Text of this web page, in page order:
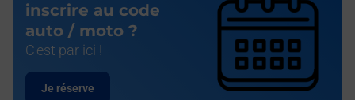
inscrire au code
auto / moto ?
C'est par ici !
Je réserve